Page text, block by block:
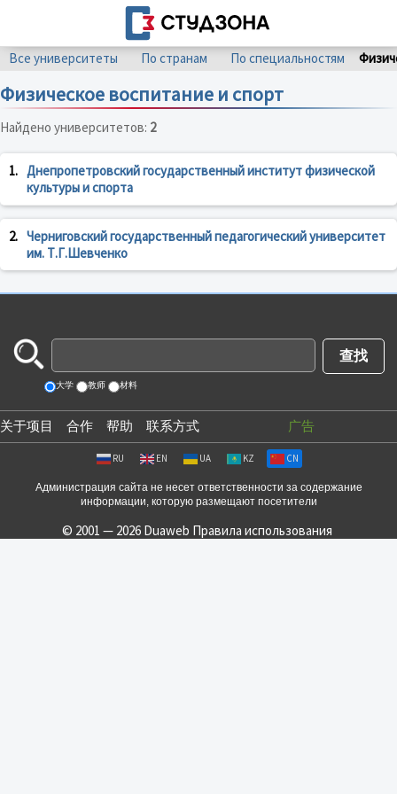
Все университеты По странам По специальностям
Физическое воспитание и спорт
Найдено университетов: 2
1. Днепропетровский государственный институт физической
культуры и спорта
2. Черниговский государственный педагогический университет
им. Т.Г.Шевченко
大学 教师 材料
关于项目 合作 帮助 联系方式 广告
RU EN UA KZ CN
Администрация сайта не несет ответственности за содержание
информации, которую размещают посетители
© 2001 — 2026 Duaweb Правила использования